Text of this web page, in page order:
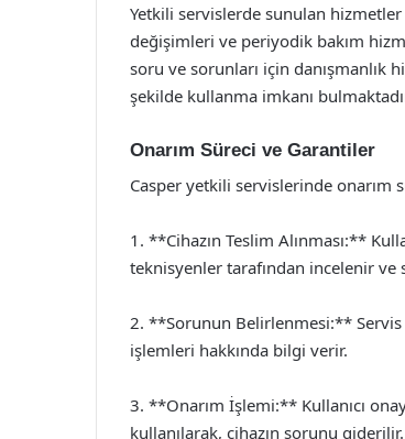
Yetkili servislerde sunulan hizmetler
değişimleri ve periyodik bakım
soru ve sorunları için danışmanlık
şekilde kullanma imkanı
Onarım Süreci ve Garantiler
Casper yetkili servislerinde onarım
1. **Cihazın Teslim Alınması:**
teknisyenler tarafından incelenir ve
2. **Sorunun Belirlenmesi:** Servis
işlemleri hakkında bilgi verir.
3. **Onarım İşlemi:** Kullanıcı
kullanılarak, cihazın sorunu giderilir.